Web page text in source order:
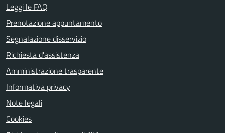
Leggi le FAQ
Prenotazione appuntamento
Segnalazione disservizio
Richiesta d'assistenza
Amministrazione trasparente
Informativa privacy
Note legali
Cookies